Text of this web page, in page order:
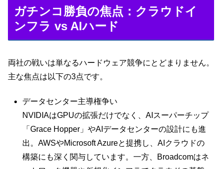
ガチンコ勝負の焦点：クラウドイ
ンフラ vs AIハード
両社の戦いは単なるハードウェア競争にとどまりません。
主な焦点は以下の3点です。
データセンター主導権争い
NVIDIAはGPUの拡張だけでなく、AIスーパーチップ
「Grace Hopper」やAIデータセンターの設計にも進
出。AWSやMicrosoft Azureと提携し、AIクラウドの
構築にも深く関与しています。一方、Broadcomはネ